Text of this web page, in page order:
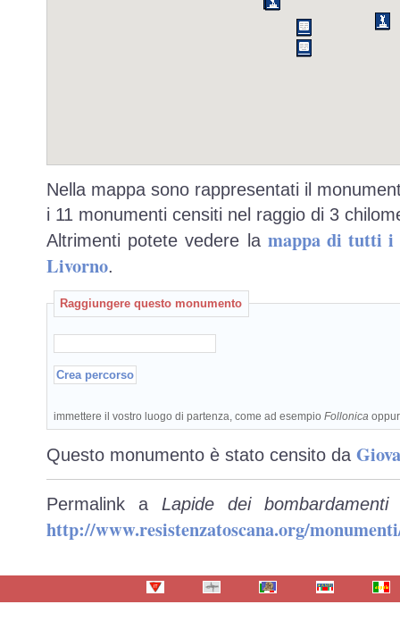
Nella mappa sono rappresentati il
i 11 monumenti censiti nel raggio di 3
Altrimenti potete vedere la mappa di tutti i
Livorno.
Raggiungere questo monumento
immettere il vostro luogo di partenza, come ad esempio Follonica
Questo monumento è stato censito da
Permalink a Lapide dei
http://www.resistenzatoscana.org/